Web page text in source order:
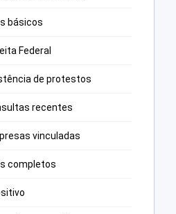
básicos
Federal
de protestos
recentes
vinculadas
completos